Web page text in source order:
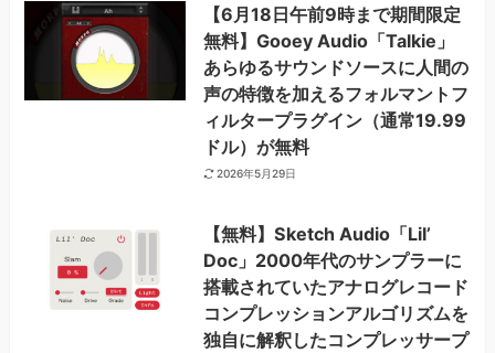
【6月18日午前9時まで期間限定
無料】Gooey Audio「Talkie」
あらゆるサウンドソースに人間の
声の特徴を加えるフォルマントフ
ィルタープラグイン（通常19.99
ドル）が無料
2026年5月29日
【無料】Sketch Audio「Lil’
Doc」2000年代のサンプラーに
搭載されていたアナログレコード
コンプレッションアルゴリズムを
独自に解釈したコンプレッサープ